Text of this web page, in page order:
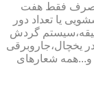
فقط هفت
یا تعداد دور
و شوی ظروف تنها در 12 دقیقه،سیستم گردش
در یخچال،جاروبرقی
شعارهای